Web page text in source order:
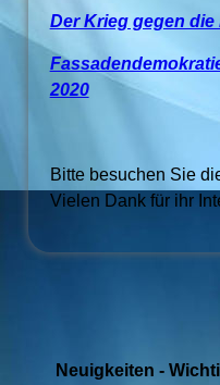
Der Krieg gegen die
2020
Bitte besuchen Sie
Vielen Dank für ihr
Neuigkeiten -